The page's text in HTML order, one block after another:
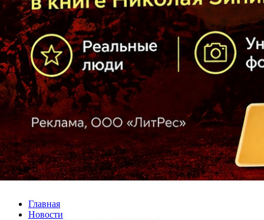
Главная
Новости